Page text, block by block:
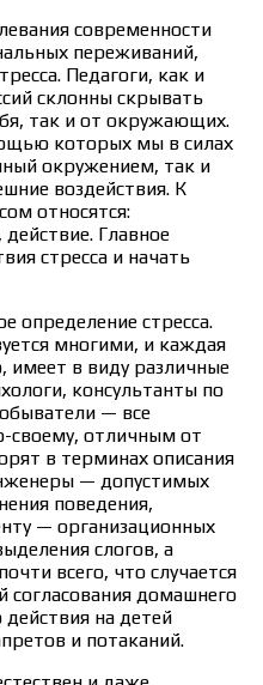
современности
переживаний,
Педагоги, как и
склонны скрывать
так и от окружающих.
которых мы в силах
окружением, так и
воздействия. К
относятся:
Главное
стресса и начать
определение стресса.
многими, и каждая
имеет в виду различные
консультанты по
— все
своему, отличным от
в терминах описания
— допустимых
поведения,
— организационных
слогов, а
всего, что случается
согласования домашнего
на детей
и потаканий.